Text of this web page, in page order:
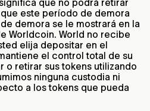
que este período de demora
demora se le mostrará en la
Worldcoin. World no recibe
elija depositar en el
el control total de su
o retirar sus tokens utilizando
ninguna custodia ni
a los tokens que pueda